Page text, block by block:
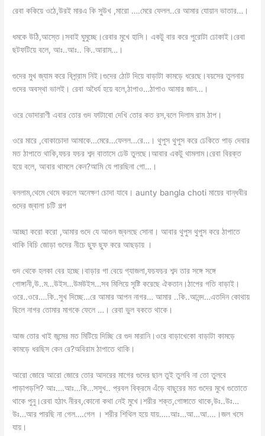
রেবা ককিয়ে ওঠে,উরই মারএ কি সুউখ ,মারো ….মেরে ফেলল..রে আমার যোয়ান ভাতার…।
ধমকে উঠি,আস্তে।সবাই ঘুমুচ্ছে।রেবার মুখে হাসি। একটু বার করে পুরোটা ঢোকাই।রেবা
ছটফটিয়ে বলে, আঃ..আঃ.. কি..আরাম…।
গুদের মুখ জ্যাম করে বিশ্র্রাম নিই।গুদের ঠোট দিয়ে বাড়াটা কামড়ে ধরেছে।বয়সের তুলনায়
গুদের অবস্থা ভালই। রেবা অধৈর্য হয়ে বলে,ঠাপাও…ঠাপাও আমার জান…।
ওরে ভোদারাণী এবার তোর গুদ ফাটাবো দেখি তোর কত রস,বলে দিলাম রাম ঠাপ।
ওরে মারে ,বোকাচোদা আমাকে…মেরে…ফেলল…রে…। থুপুস থুপুস করে ঢেকিতে পাড় দেবার
মত ঠাপাতে থাকি,ফচর ফচর শব্দ বাতাসে ঢেউ তুলছে।আবার একটু থামলাম।রেবা বিরক্ত
হয়ে বলে, আবার থামলে কেন?আমি যে পারছিনা গো…।
বললাম,থেমে থেমে করলে অনেক্ষণ চোদা যাবে। aunty bangla choti মায়ের বান্ধবীর
গুদের জ্বালা চটি গল্প
আচ্ছা করো করো ,আমার গুদে যে আগুন জ্বলছে সোনা। আবার থুপুস থুপুস করে ঠাপাতে
থাকি বিচি জোড়া গুদের নীচে ছুফ ছুফ করে আছড়ায় ।
গুদ থেকে হলকা বের হচ্ছে।বাড়ার গা বেয়ে গ্যাজলা,ফচফচর শব্দ তার সঙ্গে সঙ্গে
গোঙ্গানী,উ..ম…উইস…উমউইস…সব মিলিয়ে সৃষ্টি করেছে ঐকতান।ঠাপের গতি বাড়াই।
ওরে..ওরে….কি..সুখ দিচ্ছে…রে আমার আপন নাগর… আমার ..কি..আনন্দ…এতদিন কোথায়
ছিলে নাগর তোমার মাগকে ফেলে …। রেবা ভুল বকতে থাকে।
আজ তোর খাই জন্মের মত মিটিয়ে দিচ্ছি রে গুদ মারানি।ওরে বাড়াখেকো বাড়াটা কামড়ে
কামড়ে ধরছিস কেন রে?অবিরাম ঠাপাতে থাকি।
আরো জোরে আরো জোরে তোর আদরের মাগের গুদের ছাল তুই তুলবি না তো তুলবে
পাড়াপড়শি? আঃ….আঃ…কি…সসুখ.. প্রবল বিক্রমে এঁড়ে বাছুরের মত গুদের মুখে গুতোতে
থাকে পুনু।রেবা হঠাৎ নীরব,কোনো কথা নেই মুখে।শরীর শক্ত,গোঙ্গাতে থাকে,উঃ..উঃ…
উঃ…আর পারছি না গেল….গেল । শরীর শিথিল হয়ে যায়…..আঃ…আ…আ….।জল খসে
যায়।